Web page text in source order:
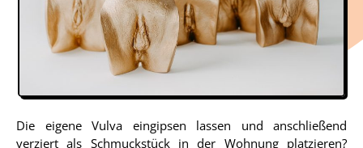
Die eigene Vulva eingipsen lassen und anschließend
verziert als Schmuckstück in der Wohnung platzieren?